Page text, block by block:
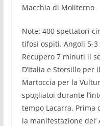
Macchia di Moliterno
Note: 400 spettatori
tifosi ospiti. Angoli 5-
Recupero 7 minuti il
D’Italia e Storsillo per
Martoccia per la
spogliatoi durante
tempo Lacarra. Prima
la manifestazione